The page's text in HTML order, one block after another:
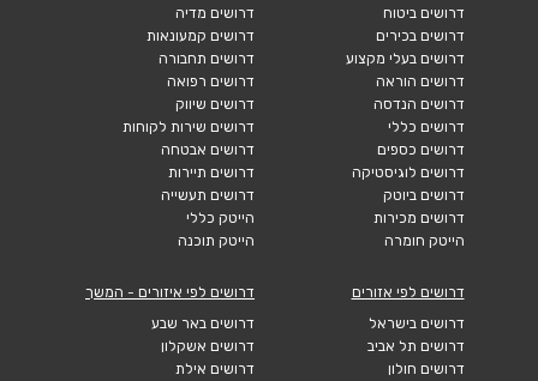
דרושים ביטוח
דרושים בכירים
דרושים בעלי מקצוע
דרושים הוראה
דרושים הנדסה
דרושים כללי
דרושים כספים
דרושים לוגיסטיקה
דרושים ביוטק
דרושים מכירות
הייטק חומרה
דרושים מדיה
דרושים קמעונאות
דרושים תחבורה
דרושים רפואה
דרושים שיווק
דרושים שירות לקוחות
דרושים אבטחה
דרושים תיירות
דרושים תעשייה
הייטק כללי
הייטק תוכנה
דרושים לפי אזורים
דרושים בישראל
דרושים תל אביב
דרושים חולון
דרושים לפי איזורים - המשך
דרושים באר שבע
דרושים אשקלון
דרושים אילת